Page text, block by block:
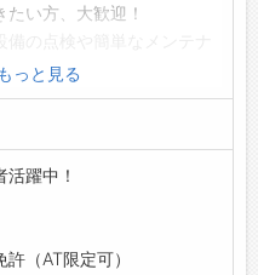
い方、大歓迎！
未経験から手に職をつけら
で天候に左右されず、安
】
業員、監視業務
託業務
もっと見る
躍中！
（AT限定可）